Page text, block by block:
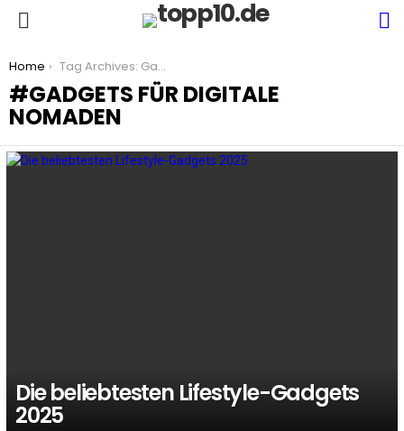
You are here:
Home Tag Archives: Gadgets für digitale Nomaden
GADGETS FÜR DIGITALE
NOMADEN
Die beliebtesten Lifestyle-Gadgets
2025